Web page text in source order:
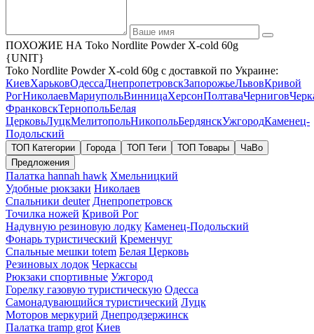
ПОХОЖИЕ НА Toko Nordlite Powder X-cold 60g
{UNIT}
Toko Nordlite Powder X-cold 60g с доставкой по Украине:
КиевХарьковОдессаДнепропетровскЗапорожьеЛьвовКривой
РогНиколаевМариупольВинницаХерсонПолтаваЧернигов
ФранковскТернопольБелая
ЦерковьЛуцкМелитопольНикопольБердянскУжгородКаменец-
Подольский
ТОП Категории Города ТОП Теги ТОП Товары
ЧаВо
Предложения
Палатка hannah hawk Хмельницкий
Удобные рюкзаки Николаев
Спальники deuter Днепропетровск
Точилка ножей Кривой Рог
Надувную резиновую лодку Каменец-Подольский
Фонарь туристический Кременчуг
Спальные мешки totem Белая Церковь
Резиновых лодок Черкассы
Рюкзаки спортивные Ужгород
Горелку газовую туристическую Одесса
Самонадувающийся туристический Луцк
Моторов меркурий Днепродзержинск
Палатка tramp grot Киев